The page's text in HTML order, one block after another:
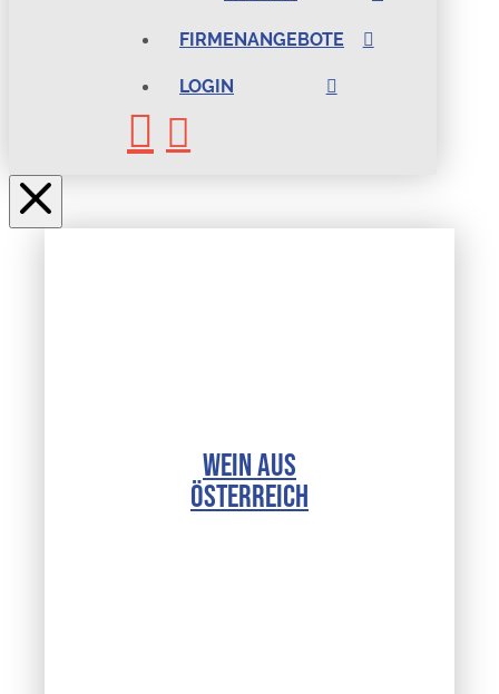
FIRMENANGEBOTE
LOGIN
WEIN AUS
ÖSTERREICH